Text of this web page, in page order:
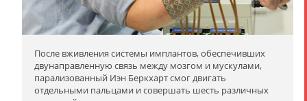
После вживления системы имплантов, обеспечивших
двунаправленную связь между мозгом и мускулами,
парализованный Иэн Беркхарт смог двигать
отдельными пальцами и совершать шесть различных